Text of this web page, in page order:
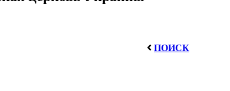
ПОИСК